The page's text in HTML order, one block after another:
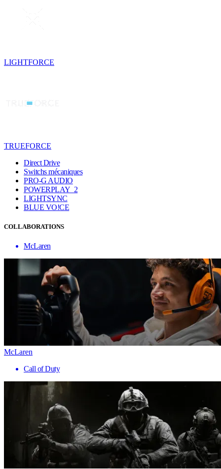
LIGHTFORCE
TRUEFORCE
Direct Drive
Switchs mécaniques
PRO-G AUDIO
POWERPLAY 2
LIGHTSYNC
BLUE VO!CE
COLLABORATIONS
McLaren
McLaren
Call of Duty